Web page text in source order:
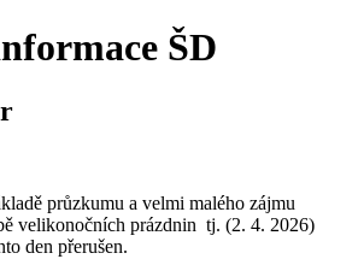
ŠD
průzkumu a velmi malého zájmu
velikonočních prázdnin tj. (2. 4. 2026)
den přerušen.